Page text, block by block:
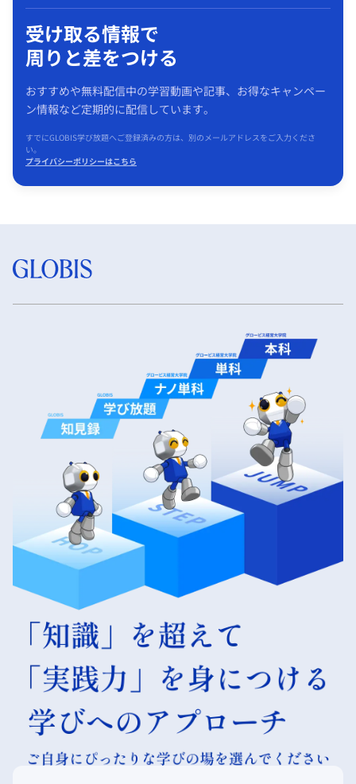
受け取る情報で
周りと差をつける
おすすめや無料配信中の学習動画や記事、お得なキャンペー
ン情報など定期的に配信しています。
すでにGLOBIS学び放題へご登録済みの方は、別のメールアドレスをご入力くださ
い。
プライバシーポリシーはこちら